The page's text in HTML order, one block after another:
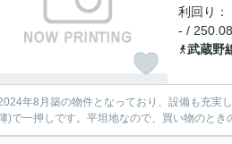
利回り：
- /
武蔵野
年8月築の物件となっており、設備も充実
)で一押しです。平坦地なので、買い物のとき